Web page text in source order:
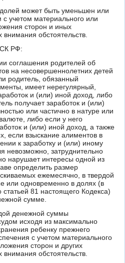
может быть уменьшен или
с учетом материального или
сторон и иных
обстоятельств.
СК РФ:
соглашения родителей об
на несовершеннолетних детей
родитель, обязанный
имеет нерегулярный,
и (или) иной доход, либо
получает заработок и (или)
или частично в натуре или
либо если у него
и (или) иной доход, а также
если взыскание алиментов в
к заработку и (или) иному
невозможно, затруднительно
нарушает интересы одной из
определить размер
ежемесячно, в твердой
или одновременно в долях (в
статьей 81 настоящего Кодекса)
сумме.
денежной суммы
исходя из максимально
ребенку прежнего
с учетом материального
сторон и других
обстоятельств.